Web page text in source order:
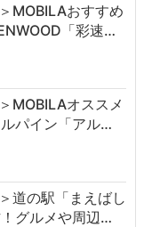
MOBILAおすすめ
「彩速…
MOBILAオススメ
パイン「アル…
道の駅「まえばし
グルメや周辺…